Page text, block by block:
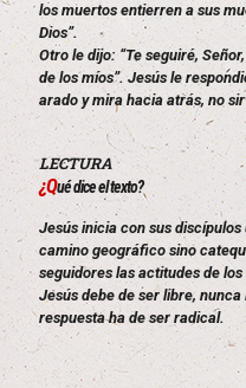
los muertos entierren a sus
Dios”.
Otro le dijo: “Te seguiré,
de los míos”. Jesús le
arado y mira hacia atrás, no
LECTURA
¿Qué dice el texto?
Jesús inicia con sus
camino geográfico sino
seguidores las actitudes de
Jesús debe de ser libre,
respuesta ha de ser radical.